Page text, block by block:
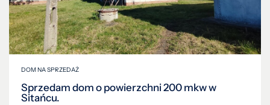
DOM NA SPRZEDAŻ
Sprzedam dom o powierzchni 200 mkw w
Sitańcu.